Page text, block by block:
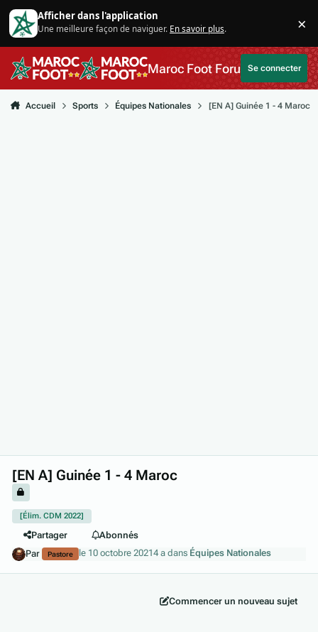
Aller au contenu
Afficher dans l'application
Une meilleure façon de naviguer. En savoir plus. ×
Maroc Foot ForumSe connecter
Accueil Sports Équipes Nationales [EN A] Guinée 1 - 4 Maroc
[EN A] Guinée 1 - 4 Maroc
[Élim. CDM 2022]
Partager
Abonnés
Par
Pastore le 10 octobre 20214 a dans Équipes Nationales
Commencer un nouveau sujet